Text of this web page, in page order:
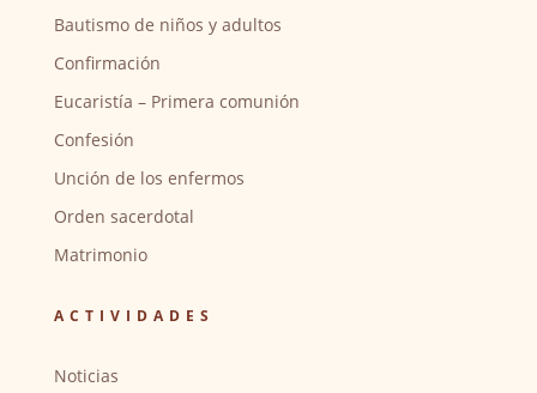
Bautismo de niños y adultos
Confirmación
Eucaristía – Primera comunión
Confesión
Unción de los enfermos
Orden sacerdotal
Matrimonio
ACTIVIDADES
Noticias